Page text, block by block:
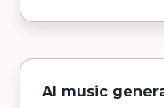
AI music